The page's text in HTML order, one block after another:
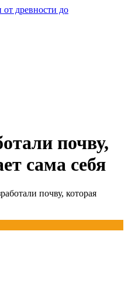
древности до
почву,
сама себя
почву, которая